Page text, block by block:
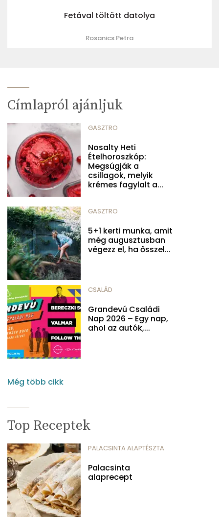
Fetával töltött datolya
Rosanics Petra
Címlapról ajánljuk
GASZTRO
Nosalty Heti
Ételhoroszkóp:
Megsúgják a
csillagok, melyik
krémes fagylalt a...
GASZTRO
5+1 kerti munka, amit
még augusztusban
végezz el, ha ősszel...
CSALÁD
Grandevú Családi
Nap 2026 – Egy nap,
ahol az autók,...
Még több cikk
Top Receptek
PALACSINTA ALAPTÉSZTA
Palacsinta
alaprecept